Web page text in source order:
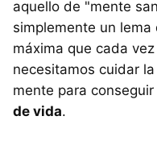
aquello de "mente
simplemente un
máxima que cada
necesitamos cuidar
mente para conseguir
de vida.